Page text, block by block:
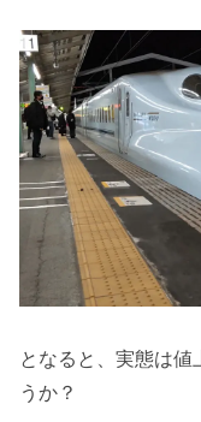
となると、実態は値
うか？